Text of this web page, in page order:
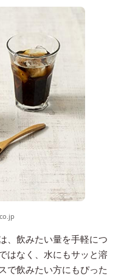
、飲みたい量を手軽につ
はなく、水にもサッと溶
で飲みたい方にもぴった